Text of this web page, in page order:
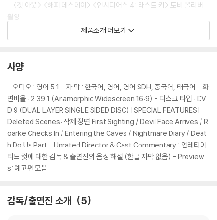
- <겟 아웃> <해피 데스데이> <인시디어스 4: 라스트 키> 토비 올리버
촬영
- <트루스 오어 데어> 숀 앨버트슨 편집 & <해피 데스데이> 베어 맥크레
리 음악
DVD/ Blu-ray 구매시 참고 사항 안내드립니다.
※ 4K블루레이, 3D 블루레이 재생 관련 안내
1) 4K UHD 디스크는 대용량의 데이터 전송이 필요하므로 4K전용 플레
이어를 사용하셔야 합니다. 더불어 플레이어 소프트웨어 최신 버전의 업데
이트, 대용량 케이블 사용이 필수입니다.
2) 3D 블루레이는 전용 플레이어와 3D 지원 TV를 통해서만 재생 가능합
니다.
※ 아웃케이스/구성품/포장 상태
다.
제품소개 더보기
사양
- 오디오 : 영어 5.1 - 자 막 : 한국어, 영어, 영어 SDH, 중국어, 태국어 - 화
면비율 : 2.39:1 (Anamorphic Widescreen 16:9) - 디스크 타입 : DV
D 9 (DUAL LAYER SINGLE SIDED DISC) [SPECIAL FEATURES] -
Deleted Scenes: 삭제 장면 First Sighting / Devil Face Arrives / R
oarke Checks In / Entering the Caves / Nightmare Diary / Deat
h Do Us Part - Unrated Director & Cast Commentary : 언레티이
티드 컷에 대한 감독 & 출연진의 음성 해설 (한글 자막 없음) - Preview
s: 예고편 모음
감독/출연진 소개 5